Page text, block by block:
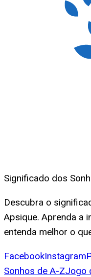
Significado dos
Descubra o
Apsique. Aprenda a
entenda melhor o
FacebookInstagram
Sonhos de A-ZJogo